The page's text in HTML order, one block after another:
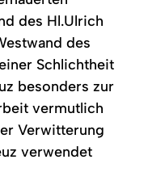
des Hl.Ulrich
des
Schlichtheit
besonders zur
vermutlich
Verwitterung
verwendet